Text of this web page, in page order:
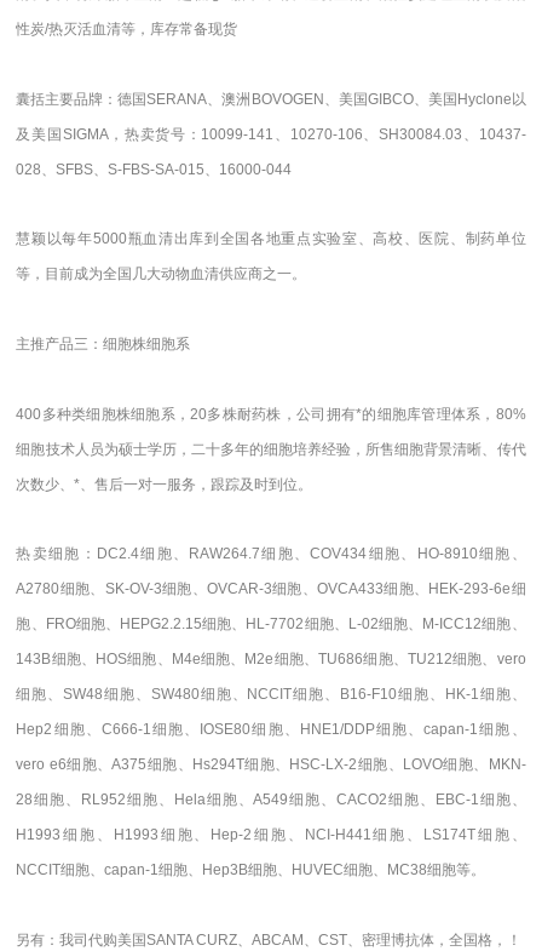
性炭/热灭活血清等，库存常备现货
囊括主要品牌：德国SERANA、澳洲BOVOGEN、美国GIBCO、美国Hyclone以
及美国SIGMA，热卖货号：10099-141、10270-106、SH30084.03、10437-
028、SFBS、S-FBS-SA-015、16000-044
慧颖以每年5000瓶血清出库到全国各地重点实验室、高校、医院、制药单位
等，目前成为全国几大动物血清供应商之一。
主推产品三：细胞株细胞系
400多种类细胞株细胞系，20多株耐药株，公司拥有*的细胞库管理体系，80%
细胞技术人员为硕士学历，二十多年的细胞培养经验，所售细胞背景清晰、传代
次数少、*、售后一对一服务，跟踪及时到位。
热卖细胞：DC2.4细胞、RAW264.7细胞、COV434细胞、HO-8910细胞、
A2780细胞、SK-OV-3细胞、OVCAR-3细胞、OVCA433细胞、HEK-293-6e细
胞、FRO细胞、HEPG2.2.15细胞、HL-7702细胞、L-02细胞、M-ICC12细胞、
143B细胞、HOS细胞、M4e细胞、M2e细胞、TU686细胞、TU212细胞、vero
细胞、SW48细胞、SW480细胞、NCCIT细胞、B16-F10细胞、HK-1细胞、
Hep2细胞、C666-1细胞、IOSE80细胞、HNE1/DDP细胞、capan-1细胞、
vero e6细胞、A375细胞、Hs294T细胞、HSC-LX-2细胞、LOVO细胞、MKN-
28细胞、RL952细胞、Hela细胞、A549细胞、CACO2细胞、EBC-1细胞、
H1993细胞、H1993细胞、Hep-2细胞、NCI-H441细胞、LS174T细胞、
NCCIT细胞、capan-1细胞、Hep3B细胞、HUVEC细胞、MC38细胞等。
另有：我司代购美国SANTA CURZ、ABCAM、CST、密理博抗体，全国格，！